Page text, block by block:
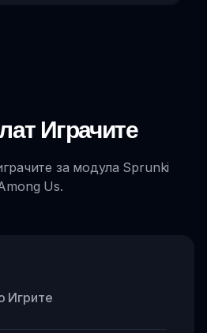
Играчите
за модула Sprunki
Us.
Игрите